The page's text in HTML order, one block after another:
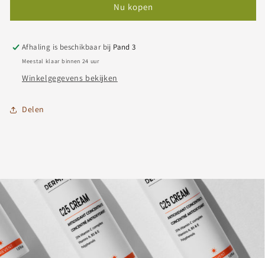
Nu kopen
Afhaling is beschikbaar bij Pand 3
Meestal klaar binnen 24 uur
Winkelgegevens bekijken
Delen